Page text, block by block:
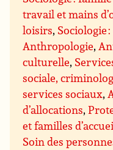
travail et mains
loisirs, Sociologie
Anthropologie,
culturelle,
sociale,
services sociaux,
d’allocations,
et familles
Soin des